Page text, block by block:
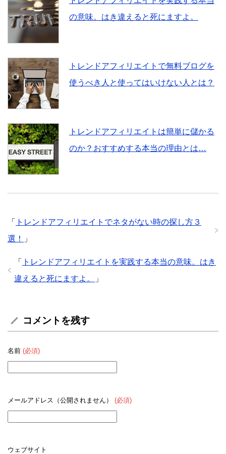
の意味。はき違えると死にますよ。
トレンドアフィリエイトで無料ブログを
使うべき人と使ってはいけない人とは？
トレンドアフィリエイトは簡単に儲かる
のか？おすすめする本当の理由とは…
「
トレンドアフィリエイトでネタがない時の探し方３
選！
」
「
トレンドアフィリエイトを実践する本当の意味。はき
違えると死にますよ。
」
コメントを残す
名前 (必須)
メールアドレス（公開されません） (必須)
ウェブサイト